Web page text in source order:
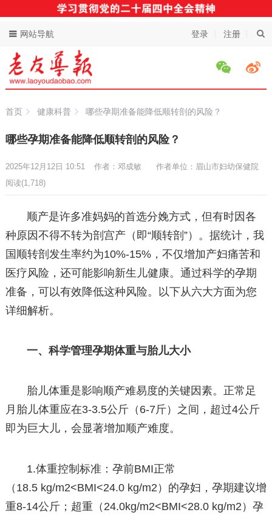
登录 注册
网站导航
首页 健康科普 哪些孕期准备能降低顺转剖的风险？
哪些孕期准备能降低顺转剖的风险？
作者：邓成敏 作者单位：眉山市妇幼保健院
2025年12月12日 10:51
阅读(1,718)
顺产是许多准妈妈的首选分娩方式，但有时因各
种原因不得不转为剖宫产（即“顺转剖”）。据统计，我
国顺转剖发生率约为10%-15%，不仅增加产妇痛苦和
医疗风险，还可能影响新生儿健康。通过科学的孕期
准备，可以有效降低这种风险。以下从六大方面为您
详细解析。
一、科学管理孕期体重与胎儿大小
胎儿体重是影响顺产难易度的关键因素。正常足
月胎儿体重应在3-3.5公斤（6-7斤）之间，超过4公斤
即为巨大儿，会显著增加顺产难度。
1.体重控制标准：孕前BMI正常
（18.5 kg/m2<BMI<24.0 kg/m2）的孕妇，孕期建议增
重8-14公斤；超重（24.0kg/m2<BMI<28.0 kg/m2）孕